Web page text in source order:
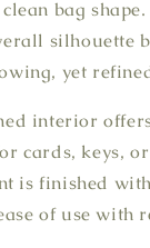
bag
silhouette
yet
interior
cards, keys,
is finished
of use with